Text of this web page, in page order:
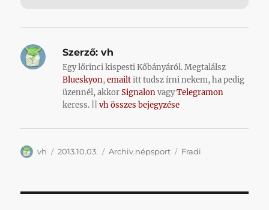
Szerző: vh
Egy lőrinci kispesti Kőbányáról. Megtalálsz
Blueskyon,emailtitt tudsz írni nekem, ha pedig
üzennél, akkorSignalonvagyTelegramon
keress. ||vh összes bejegyzése
Szerző
vh Közzétéve
2013.10.03. Kategória
Archiv.népsport Címke
Fradi